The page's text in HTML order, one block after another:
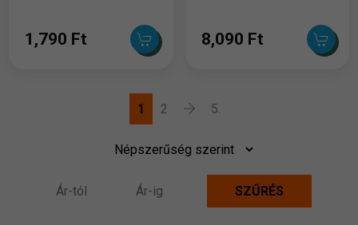
1,790 Ft 8,090 Ft
1 2 5.